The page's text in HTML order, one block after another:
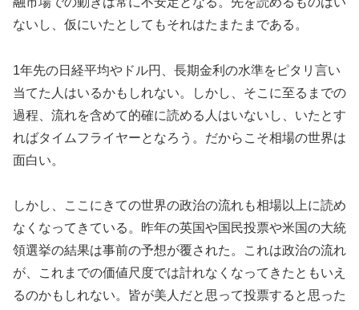
ないし、仮にいたとしてもそれはたまたまである。
1年先の日経平均やドル円、長期金利の水準をピタリ言い
当てた人はいるかもしれない。しかし、そこに至るまでの
過程、流れを含めて的確に読める人はいないし、いたとす
ればタイムフライヤーとなろう。だからこそ相場の世界は
面白い。
しかし、ここにきての世界の政治の流れも相場以上に読め
なくなってきている。昨年の英国や国民投票や米国の大統
領選挙の結果は事前の予想が覆された。これは政治の流れ
が、これまでの価値尺度では計れなくなってきたともいえ
るのかもしれない。皆が美人だと思って投票すると思った